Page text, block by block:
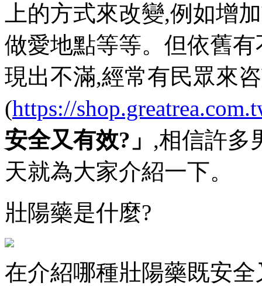
上的方式來改變,例如增
做愛地點等等。但依舊
現出不滿,經常有民眾來
(https://
安全又有效?」 ,相信許多
天就為大家介紹一下。
壯陽藥是什麼?
在介紹哪種壯陽藥既安